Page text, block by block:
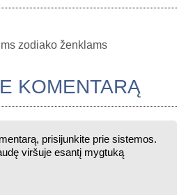
zodiako ženklams
KOMENTARĄ